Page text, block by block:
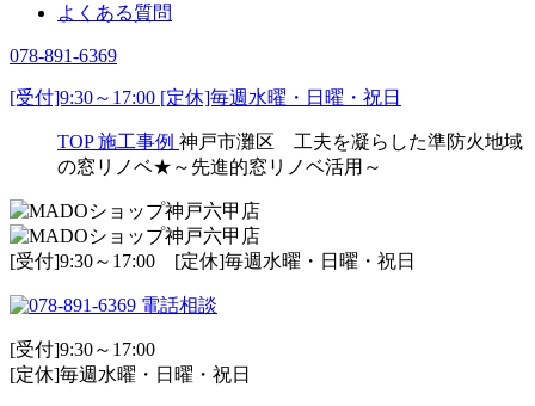
よくある質問
078-891-6369
[受付]9:30～17:00 [定休]毎週水曜・日曜・祝日
TOP 施工事例 神戸市灘区 工夫を凝らした準防火地域
の窓リノベ★～先進的窓リノベ活用～
[受付]9:30～17:00 [定休]毎週水曜・日曜・祝日
電話相談
[受付]9:30～17:00
[定休]毎週水曜・日曜・祝日